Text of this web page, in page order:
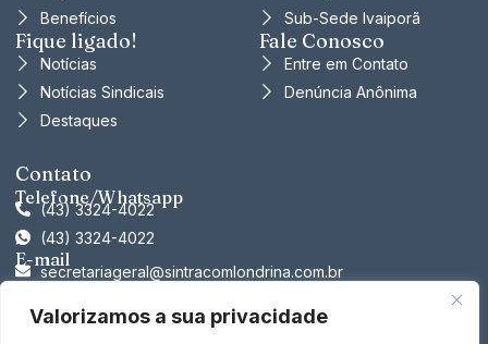
Valorizamos a sua privacidade
Benefícios
Fique ligado!
Notícias
Notícias Sindicais
Destaques
Sub-Sede Ivaiporã
Fale Conosco
Entre em Contato
Denúncia Anônima
Contato
Telefone/Whatsapp
(43) 3324-4022
(43) 3324-4022
E-mail
secretariageral@sintracomlondrina.com.br
presidencia@sintracomlondrina.com.br